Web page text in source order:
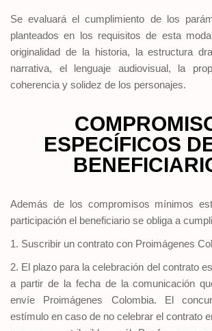
Se evaluará el cumplimiento de los
planteados en los requisitos de esta
originalidad de la historia, la estructura
narrativa, el lenguaje audiovisual, la
coherencia y solidez de los personajes.
ESPECÍFICOS
Además de los compromisos mínimos
participación el beneficiario se obliga a
1. Suscribir un contrato con Proimágenes
2. El plazo para la celebración del contrato
a partir de la fecha de la comunicación
envíe Proimágenes Colombia. El
estímulo en caso de no celebrar el contrato